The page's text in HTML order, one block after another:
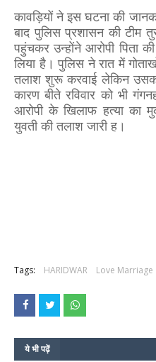
कावड़ियों ने इस घटना की
बाद पुलिस प्रशासन की टीम
पहुंचकर उन्होंने आरोपी पिता
लिया है। पुलिस ने रात में
तलाश शुरू करवाई लेकिन
कारण बीते रविवार को भी
आरोपी के खिलाफ हत्या का
युवती की तलाश जारी ह।
Tags: HARIDWAR Love Marriage
ये भी पढ़ें